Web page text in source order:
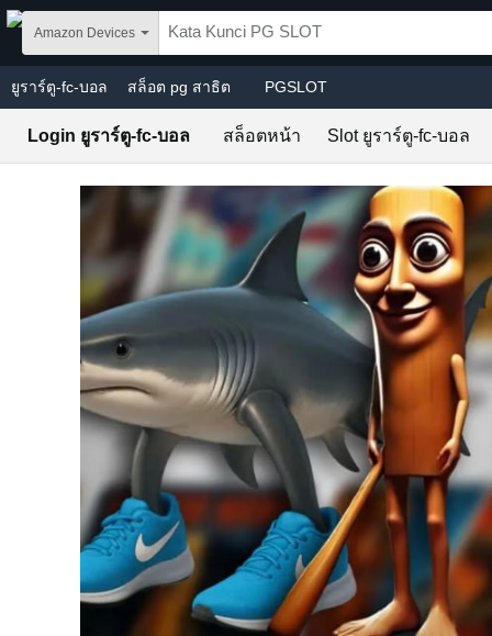
Skip to main content
Amazon Devices
ยูราร์ตู-fc-บอล สล็อต pg สาธิต PGSLOT
Login ยูราร์ตู-fc-บอล สล็อตหน้า Slot ยูราร์ตู-fc-บอล